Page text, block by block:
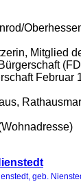
Mitglied
Februar
geb.